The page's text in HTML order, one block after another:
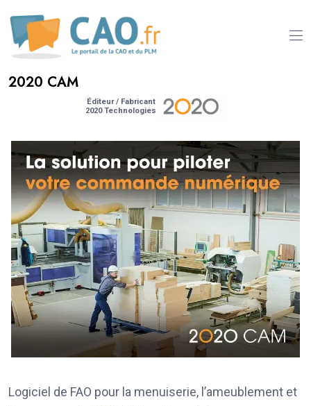
2020 CAM
Éditeur / Fabricant
2020 Technologies
Logiciel de FAO pour la menuiserie, l’ameublement et